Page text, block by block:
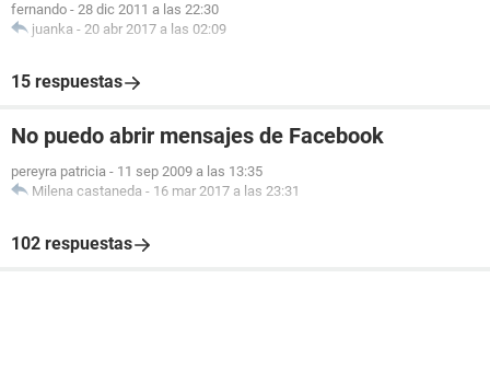
fernando - 28 dic 2011 a las 22:30
juanka - 20 abr 2017 a las 02:09
15 respuestas
No puedo abrir mensajes de Facebook
pereyra patricia - 11 sep 2009 a las 13:35
Milena castaneda - 16 mar 2017 a las 23:31
102 respuestas